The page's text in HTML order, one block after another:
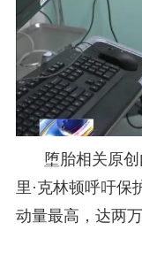
堕胎相关原
里·克林顿呼吁保
动量最高，达两万